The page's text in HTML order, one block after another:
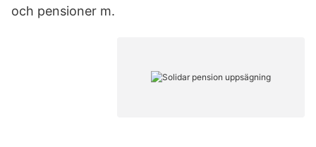
och pensioner m.